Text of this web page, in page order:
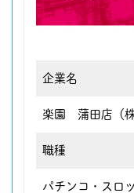
企業名
楽園 蒲田店（株
職種
パチンコ・スロ